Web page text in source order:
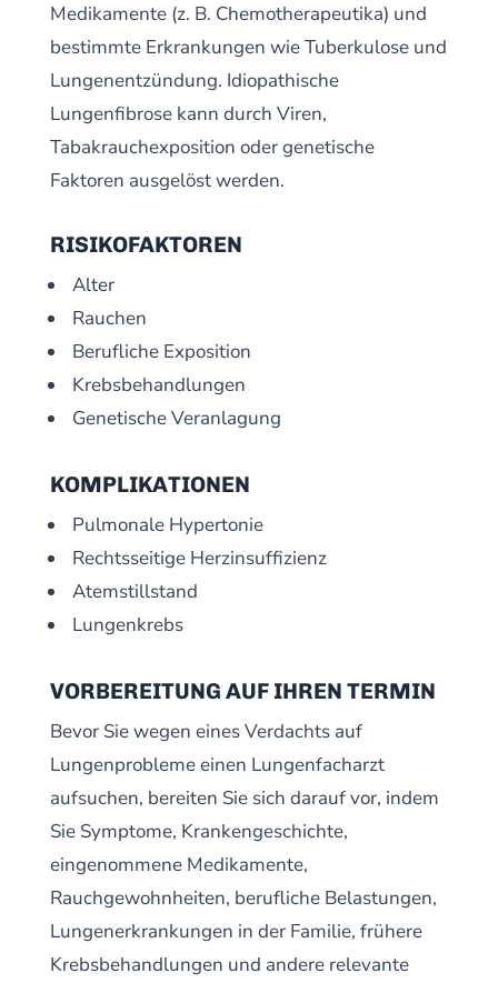
Medikamente (z. B. Chemotherapeutika) und
bestimmte Erkrankungen wie Tuberkulose und
Lungenentzündung. Idiopathische
Lungenfibrose kann durch Viren,
Tabakrauchexposition oder genetische
Faktoren ausgelöst werden.
RISIKOFAKTOREN
Alter
Rauchen
Berufliche Exposition
Krebsbehandlungen
Genetische Veranlagung
KOMPLIKATIONEN
Pulmonale Hypertonie
Rechtsseitige Herzinsuffizienz
Atemstillstand
Lungenkrebs
VORBEREITUNG AUF IHREN TERMIN
Bevor Sie wegen eines Verdachts auf
Lungenprobleme einen Lungenfacharzt
aufsuchen, bereiten Sie sich darauf vor, indem
Sie Symptome, Krankengeschichte,
eingenommene Medikamente,
Rauchgewohnheiten, berufliche Belastungen,
Lungenerkrankungen in der Familie, frühere
Krebsbehandlungen und andere relevante